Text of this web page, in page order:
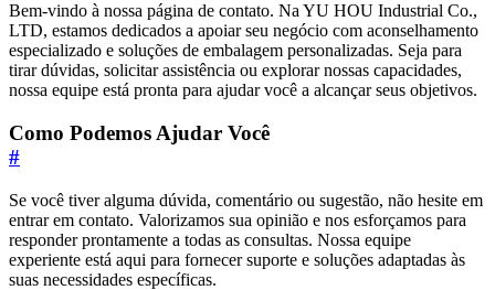
Bem-vindo à nossa página de contato. Na YU HOU Industrial Co.,
LTD, estamos dedicados a apoiar seu negócio com aconselhamento
especializado e soluções de embalagem personalizadas. Seja para
tirar dúvidas, solicitar assistência ou explorar nossas capacidades,
nossa equipe está pronta para ajudar você a alcançar seus objetivos.
Como Podemos Ajudar Você
#
Se você tiver alguma dúvida, comentário ou sugestão, não hesite em
entrar em contato. Valorizamos sua opinião e nos esforçamos para
responder prontamente a todas as consultas. Nossa equipe
experiente está aqui para fornecer suporte e soluções adaptadas às
suas necessidades específicas.